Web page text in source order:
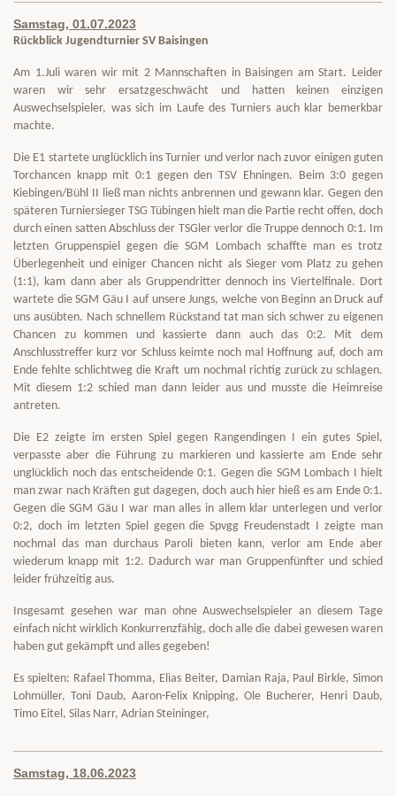
Samstag, 01.07.2023
Rückblick Jugendturnier SV Baisingen
Am 1.Juli waren wir mit 2 Mannschaften in Baisingen am Start. Leider
waren wir sehr ersatzgeschwächt und hatten keinen einzigen
Auswechselspieler, was sich im Laufe des Turniers auch klar bemerkbar
machte.
Die E1 startete unglücklich ins Turnier und verlor nach zuvor einigen guten
Torchancen knapp mit 0:1 gegen den TSV Ehningen. Beim 3:0 gegen
Kiebingen/Bühl II ließ man nichts anbrennen und gewann klar. Gegen den
späteren Turniersieger TSG Tübingen hielt man die Partie recht offen, doch
durch einen satten Abschluss der TSGler verlor die Truppe dennoch 0:1. Im
letzten Gruppenspiel gegen die SGM Lombach schaffte man es trotz
Überlegenheit und einiger Chancen nicht als Sieger vom Platz zu gehen
(1:1), kam dann aber als Gruppendritter dennoch ins Viertelfinale. Dort
wartete die SGM Gäu I auf unsere Jungs, welche von Beginn an Druck auf
uns ausübten. Nach schnellem Rückstand tat man sich schwer zu eigenen
Chancen zu kommen und kassierte dann auch das 0:2. Mit dem
Anschlusstreffer kurz vor Schluss keimte noch mal Hoffnung auf, doch am
Ende fehlte schlichtweg die Kraft um nochmal richtig zurück zu schlagen.
Mit diesem 1:2 schied man dann leider aus und musste die Heimreise
antreten.
Die E2 zeigte im ersten Spiel gegen Rangendingen I ein gutes Spiel,
verpasste aber die Führung zu markieren und kassierte am Ende sehr
unglücklich noch das entscheidende 0:1. Gegen die SGM Lombach I hielt
man zwar nach Kräften gut dagegen, doch auch hier hieß es am Ende 0:1.
Gegen die SGM Gäu I war man alles in allem klar unterlegen und verlor
0:2, doch im letzten Spiel gegen die Spvgg Freudenstadt I zeigte man
nochmal das man durchaus Paroli bieten kann, verlor am Ende aber
wiederum knapp mit 1:2. Dadurch war man Gruppenfünfter und schied
leider frühzeitig aus.
Insgesamt gesehen war man ohne Auswechselspieler an diesem Tage
einfach nicht wirklich Konkurrenzfähig, doch alle die dabei gewesen waren
haben gut gekämpft und alles gegeben!
Es spielten: Rafael Thomma, Elias Beiter, Damian Raja, Paul Birkle, Simon
Lohmüller, Toni Daub, Aaron-Felix Knipping, Ole Bucherer, Henri Daub,
Timo Eitel, Silas Narr, Adrian Steininger,
Samstag, 18.06.2023